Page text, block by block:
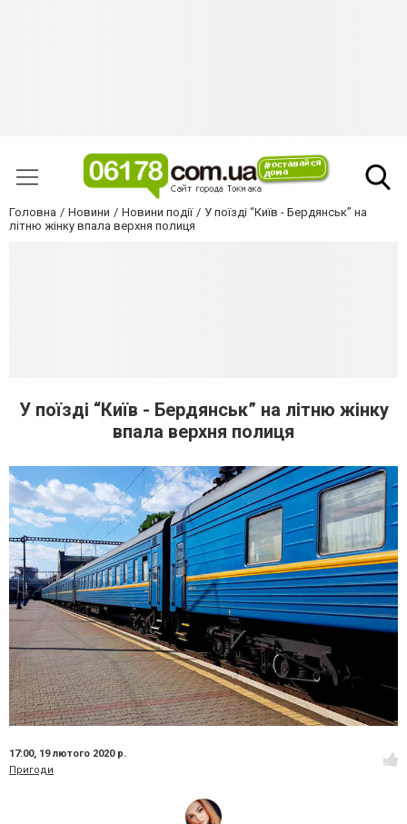
Головна Новини Новини події
У поїзді “Київ - Бердянськ” на
літню жінку впала верхня полиця
У поїзді “Київ - Бердянськ” на літню жінку
впала верхня полиця
17:00, 19 лютого 2020 р.
Пригоди